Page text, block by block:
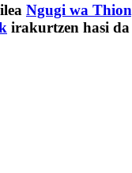
Ngugi wa
irakurtzen hasi da